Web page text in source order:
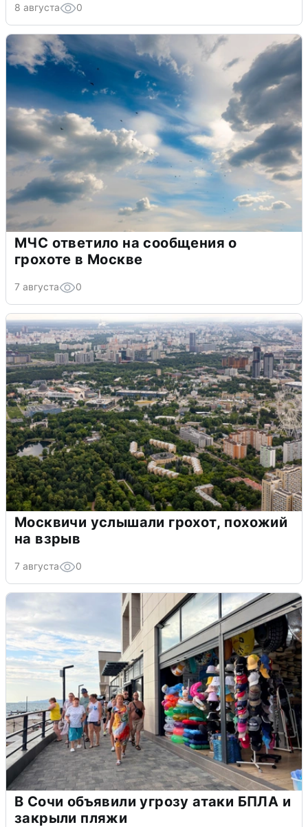
8 августа 0
МЧС ответило на сообщения о
грохоте в Москве
7 августа 0
Москвичи услышали грохот, похожий
на взрыв
7 августа 0
В Сочи объявили угрозу атаки БПЛА и
закрыли пляжи